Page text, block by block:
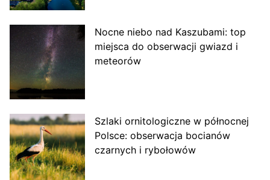
Nocne niebo nad Kaszubami: top
miejsca do obserwacji gwiazd i
meteorów
Szlaki ornitologiczne w północnej
Polsce: obserwacja bocianów
czarnych i rybołowów